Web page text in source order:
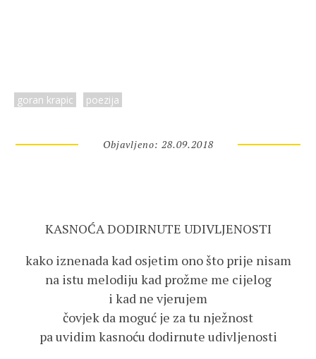
goran krapic poezija
Objavljeno: 28.09.2018
KASNOĆA DODIRNUTE UDIVLJENOSTI
kako iznenada kad osjetim ono što prije nisam
na istu melodiju kad prožme me cijelog
i kad ne vjerujem
čovjek da moguć je za tu nježnost
pa uvidim kasnoću dodirnute udivljenosti